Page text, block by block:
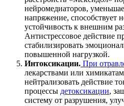
нейромедиаторов,
напряжение, способствует
устойчивость к внешним
Антистрессовое действие
стабилизировать
повышенной нагрузкой.
Интоксикации. При
лекарствами или
нейтрализовать действие
процессы детоксикации,
систему от разрушения,